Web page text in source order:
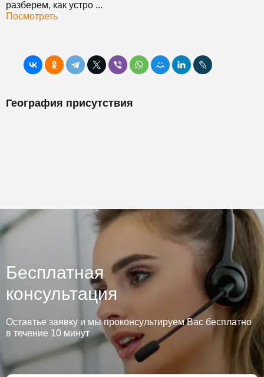
разберем, как устро ...
Посмотреть
География присутствия
Бесплатная
консультация
Оставтье заявку и мы проконсультируем Вас бесплатно
в течение 10 минут